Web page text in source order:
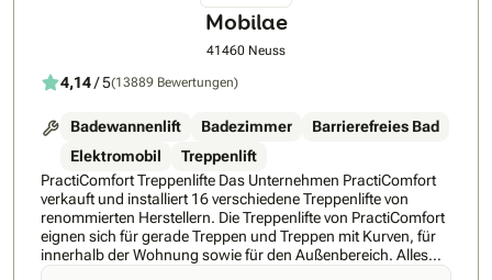
Telefonischer Kundenservice 24/7 Wir beraten Sie kostenlos
und unverbindlich zu allen Möglichkeiten für Treppenlift-
Zuschüsse. Auch sind wir Ihnen gern bei einem Antrag auf
Ihnen ebenso alle Optionen zu einer Treppenlift-Finanzierung.
Mobilae
41460 Neuss
4,14/ 5(13889 Bewertungen)
Badewannenlift Badezimmer
Barrierefreies Bad
Elektromobil
Treppenlift
PractiComfort Treppenlifte Das Unternehmen PractiComfort
verkauft und installiert 16 verschiedene Treppenlifte von
renommierten Herstellern. Die Treppenlifte von PractiComfort
eignen sich für gerade Treppen und Treppen mit Kurven, für
innerhalb der Wohnung sowie für den Außenbereich. Alles
Wichtige zu PractiComfort Treppenlifte finden Sie hier. Das